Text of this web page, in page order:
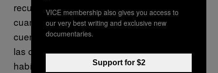
recuerdos y demás. Varios años después,
cuando la familia quería volverlo a ver, se dio
cuenta de que el sitio había cerrado [y todas
las condolencias que la gente había escrito
habían desaparecido]. Esto va a pasar con
VICE membership also gives you access to
our very best writing and exclusive new
documentaries.
Support for $2